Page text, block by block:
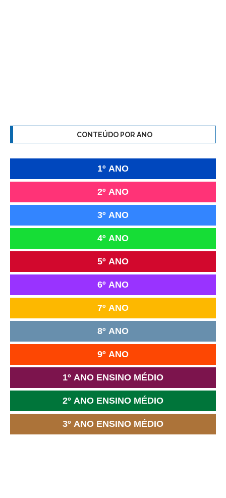
CONTEÚDO POR ANO
1º ANO
2º ANO
3º ANO
4º ANO
5º ANO
6º ANO
7º ANO
8º ANO
9º ANO
1º ANO ENSINO MÉDIO
2º ANO ENSINO MÉDIO
3º ANO ENSINO MÉDIO